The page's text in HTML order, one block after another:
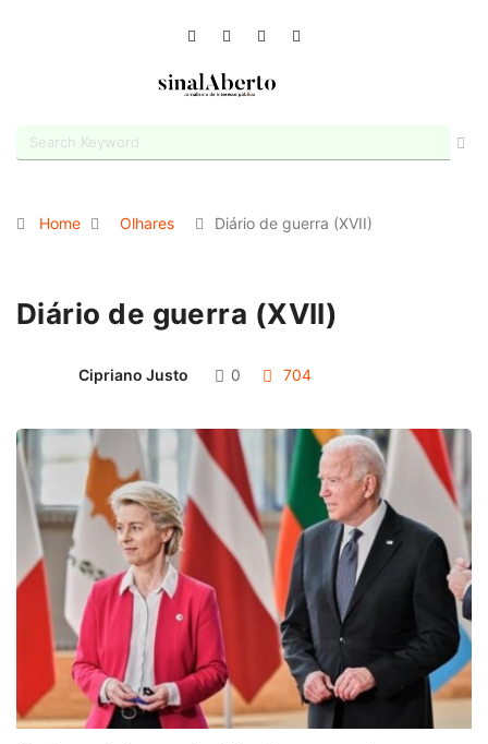
Home Olhares Diário de guerra (XVII)
Diário de guerra (XVII)
Cipriano Justo 0 704